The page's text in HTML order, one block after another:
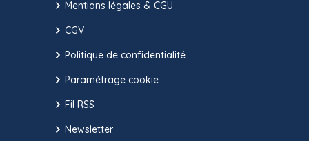
Mentions légales & CGU
CGV
Politique de confidentialité
Paramétrage cookie
Fil RSS
Newsletter